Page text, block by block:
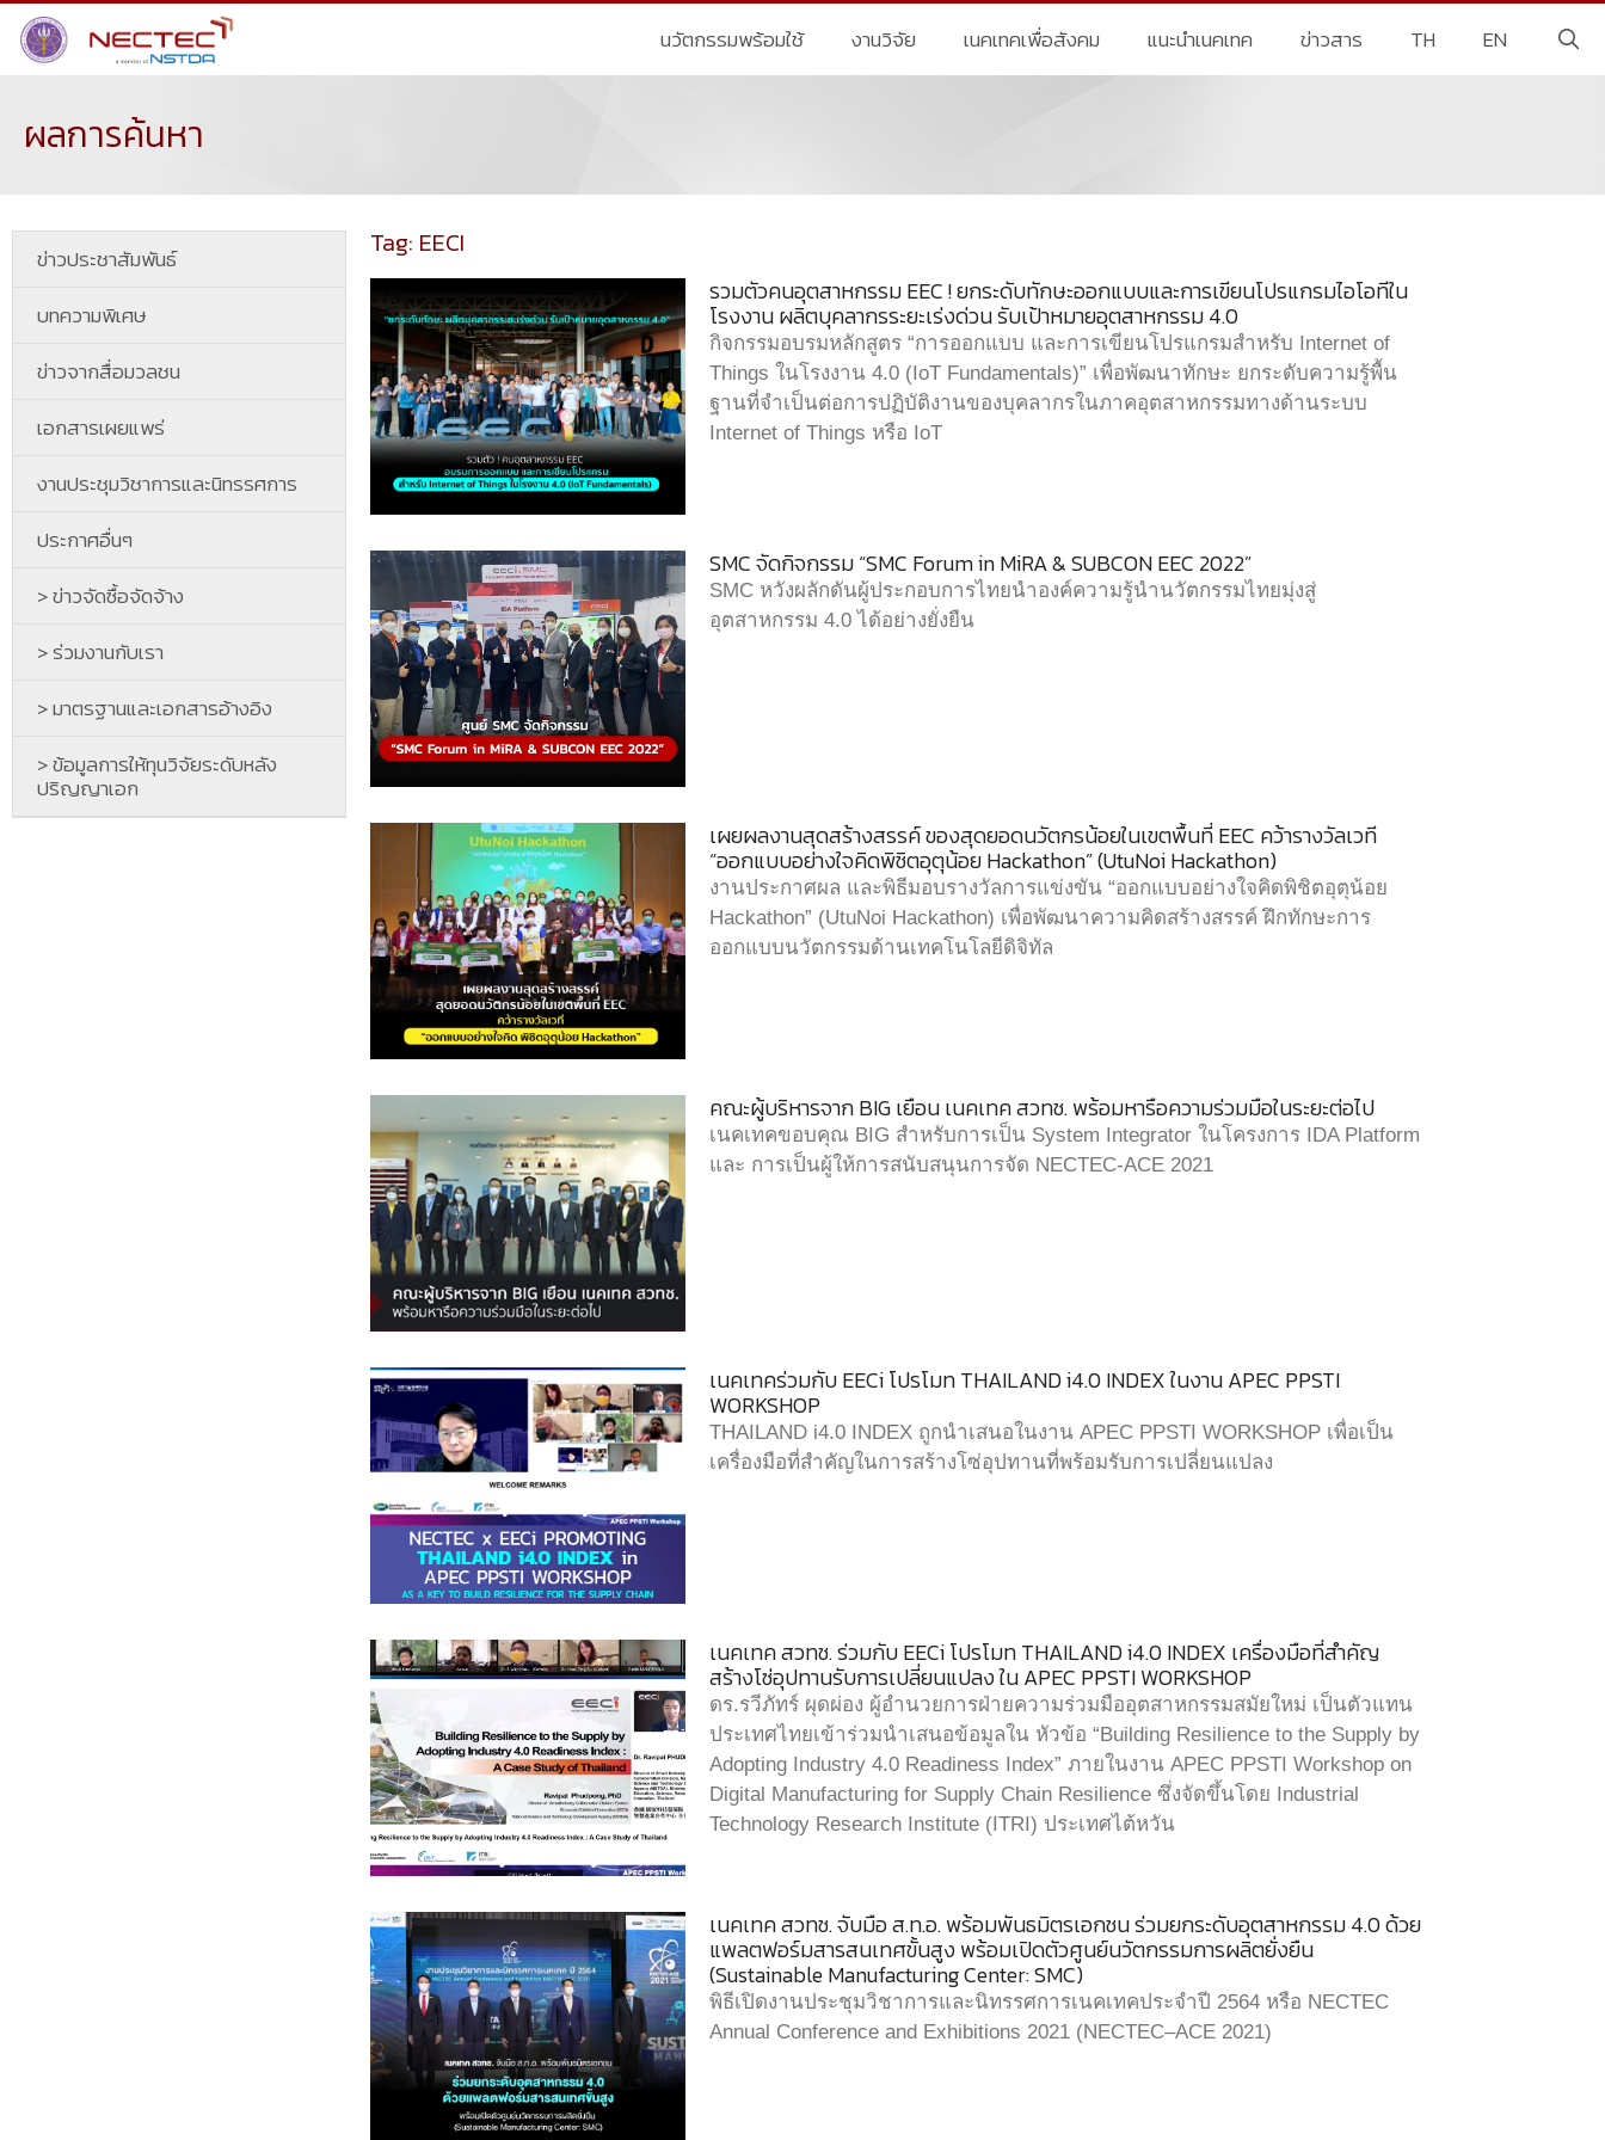
นวัตกรรมพร้อมใช้ งานวิจัย เนคเทคเพื่อสังคม แนะนำเนคเทค ข่าวสาร TH EN
ผลการค้นหา
ข่าวประชาสัมพันธ์
บทความพิเศษ
ข่าวจากสื่อมวลชน
เอกสารเผยแพร่
งานประชุมวิชาการและนิทรรศการ
ประกาศอื่นๆ
> ข่าวจัดซื้อจัดจ้าง
> ร่วมงานกับเรา
> มาตรฐานและเอกสารอ้างอิง
> ข้อมูลการให้ทุนวิจัยระดับหลัง
ปริญญาเอก
Tag: EECI
รวมตัวคนอุตสาหกรรม EEC ! ยกระดับทักษะออกแบบและการเขียนโปรแกรมไอโอทีใน
โรงงาน ผลิตบุคลากรระยะเร่งด่วน รับเป้าหมายอุตสาหกรรม 4.0
กิจกรรมอบรมหลักสูตร “การออกแบบ และการเขียนโปรแกรมสำหรับ Internet of
Things ในโรงงาน 4.0 (IoT Fundamentals)” เพื่อพัฒนาทักษะ ยกระดับความรู้พื้น
ฐานที่จำเป็นต่อการปฏิบัติงานของบุคลากรในภาคอุตสาหกรรมทางด้านระบบ
Internet of Things หรือ IoT
SMC จัดกิจกรรม “SMC Forum in MiRA & SUBCON EEC 2022”
SMC หวังผลักดันผู้ประกอบการไทยนำองค์ความรู้นำนวัตกรรมไทยมุ่งสู่
อุตสาหกรรม 4.0 ได้อย่างยั่งยืน
เผยผลงานสุดสร้างสรรค์ ของสุดยอดนวัตกรน้อยในเขตพื้นที่ EEC คว้ารางวัลเวที
“ออกแบบอย่างใจคิดพิชิตอุตุน้อย Hackathon” (UtuNoi Hackathon)
งานประกาศผล และพิธีมอบรางวัลการแข่งขัน “ออกแบบอย่างใจคิดพิชิตอุตุน้อย
Hackathon” (UtuNoi Hackathon) เพื่อพัฒนาความคิดสร้างสรรค์ ฝึกทักษะการ
ออกแบบนวัตกรรมด้านเทคโนโลยีดิจิทัล
คณะผู้บริหารจาก BIG เยือน เนคเทค สวทช. พร้อมหารือความร่วมมือในระยะต่อไป
เนคเทคขอบคุณ BIG สำหรับการเป็น System Integrator ในโครงการ IDA Platform
และ การเป็นผู้ให้การสนับสนุนการจัด NECTEC-ACE 2021
เนคเทคร่วมกับ EECi โปรโมท THAILAND i4.0 INDEX ในงาน APEC PPSTI
WORKSHOP
THAILAND i4.0 INDEX ถูกนำเสนอในงาน APEC PPSTI WORKSHOP เพื่อเป็น
เครื่องมือที่สำคัญในการสร้างโซ่อุปทานที่พร้อมรับการเปลี่ยนแปลง
เนคเทค สวทช. ร่วมกับ EECi โปรโมท THAILAND i4.0 INDEX เครื่องมือที่สำคัญ
สร้างโซ่อุปทานรับการเปลี่ยนแปลง ใน APEC PPSTI WORKSHOP
ดร.รวีภัทร์ ผุดผ่อง ผู้อำนวยการฝ่ายความร่วมมืออุตสาหกรรมสมัยใหม่ เป็นตัวแทน
ประเทศไทยเข้าร่วมนำเสนอข้อมูลใน หัวข้อ “Building Resilience to the Supply by
Adopting Industry 4.0 Readiness Index” ภายในงาน APEC PPSTI Workshop on
Digital Manufacturing for Supply Chain Resilience ซึ่งจัดขึ้นโดย Industrial
Technology Research Institute (ITRI) ประเทศไต้หวัน
เนคเทค สวทช. จับมือ ส.ท.อ. พร้อมพันธมิตรเอกชน ร่วมยกระดับอุตสาหกรรม 4.0 ด้วย
แพลตฟอร์มสารสนเทศขั้นสูง พร้อมเปิดตัวศูนย์นวัตกรรมการผลิตยั่งยืน
(Sustainable Manufacturing Center: SMC)
พิธีเปิดงานประชุมวิชาการและนิทรรศการเนคเทคประจำปี 2564 หรือ NECTEC
Annual Conference and Exhibitions 2021 (NECTEC–ACE 2021)